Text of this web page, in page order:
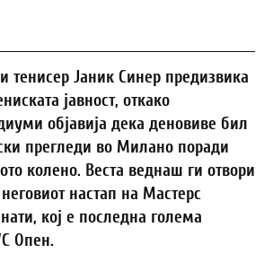
тенисер Јаник Синер предизвика
јавност, откако
објавија дека деновиве бил
прегледи во Милано поради
колено. Веста веднаш ги отвори
настап на Мастерс
кој е последна голема
Опен.